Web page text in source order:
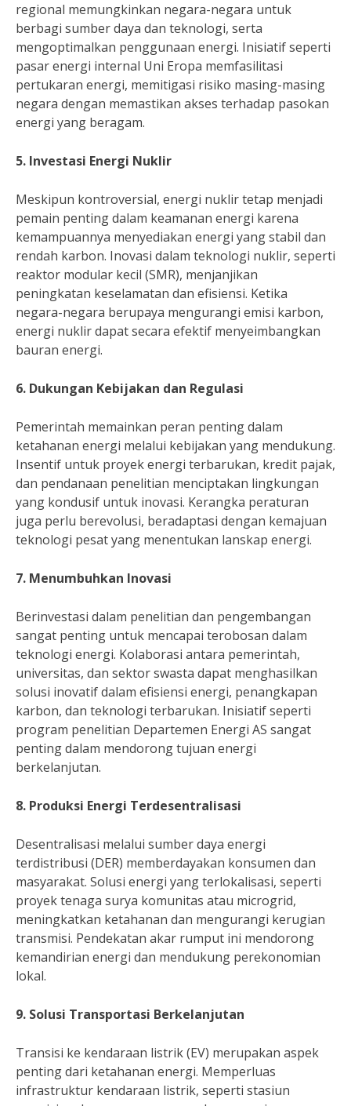
regional memungkinkan negara-negara untuk
berbagi sumber daya dan teknologi, serta
mengoptimalkan penggunaan energi. Inisiatif seperti
pasar energi internal Uni Eropa memfasilitasi
pertukaran energi, memitigasi risiko masing-masing
negara dengan memastikan akses terhadap pasokan
energi yang beragam.
5. Investasi Energi Nuklir
Meskipun kontroversial, energi nuklir tetap menjadi
pemain penting dalam keamanan energi karena
kemampuannya menyediakan energi yang stabil dan
rendah karbon. Inovasi dalam teknologi nuklir, seperti
reaktor modular kecil (SMR), menjanjikan
peningkatan keselamatan dan efisiensi. Ketika
negara-negara berupaya mengurangi emisi karbon,
energi nuklir dapat secara efektif menyeimbangkan
bauran energi.
6. Dukungan Kebijakan dan Regulasi
Pemerintah memainkan peran penting dalam
ketahanan energi melalui kebijakan yang mendukung.
Insentif untuk proyek energi terbarukan, kredit pajak,
dan pendanaan penelitian menciptakan lingkungan
yang kondusif untuk inovasi. Kerangka peraturan
juga perlu berevolusi, beradaptasi dengan kemajuan
teknologi pesat yang menentukan lanskap energi.
7. Menumbuhkan Inovasi
Berinvestasi dalam penelitian dan pengembangan
sangat penting untuk mencapai terobosan dalam
teknologi energi. Kolaborasi antara pemerintah,
universitas, dan sektor swasta dapat menghasilkan
solusi inovatif dalam efisiensi energi, penangkapan
karbon, dan teknologi terbarukan. Inisiatif seperti
program penelitian Departemen Energi AS sangat
penting dalam mendorong tujuan energi
berkelanjutan.
8. Produksi Energi Terdesentralisasi
Desentralisasi melalui sumber daya energi
terdistribusi (DER) memberdayakan konsumen dan
masyarakat. Solusi energi yang terlokalisasi, seperti
proyek tenaga surya komunitas atau microgrid,
meningkatkan ketahanan dan mengurangi kerugian
transmisi. Pendekatan akar rumput ini mendorong
kemandirian energi dan mendukung perekonomian
lokal.
9. Solusi Transportasi Berkelanjutan
Transisi ke kendaraan listrik (EV) merupakan aspek
penting dari ketahanan energi. Memperluas
infrastruktur kendaraan listrik, seperti stasiun